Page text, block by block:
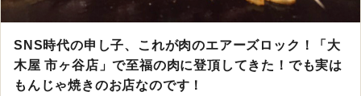
SNS時代の申し子、これが肉のエアーズロック！「大
木屋 市ヶ谷店」で至福の肉に登頂してきた！でも実は
もんじゃ焼きのお店なのです！